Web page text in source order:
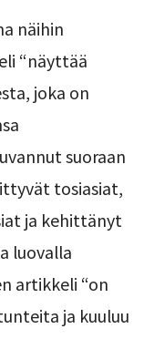
näihin
“näyttää
joka on
suoraan
tosiasiat,
ja kehittänyt
luovalla
artikkeli “on
ja kuuluu